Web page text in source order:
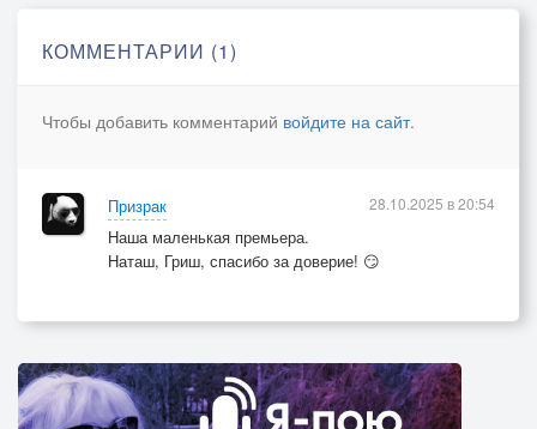
Как не утонуть во зле и лжи?
Подскажи мне, небо, научи,
КОММЕНТАРИИ (1)
Чтобы добавить комментарий войдите на сайт.
Призрак
Наша маленькая премьера.
Наташ, Гриш, спасибо за доверие! 😏
28.10.2025 в 20:54